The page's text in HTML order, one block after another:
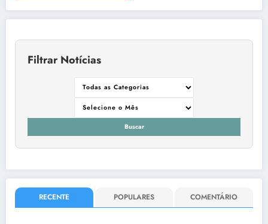
Filtrar Notícias
Buscar
RECENTE POPULARES COMENTÁRIO